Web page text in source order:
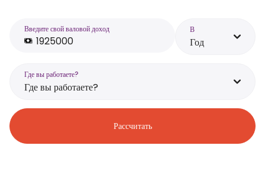
Введите свой валовой доход В
Год
Где вы работаете?
Где вы работаете?
Рассчитать